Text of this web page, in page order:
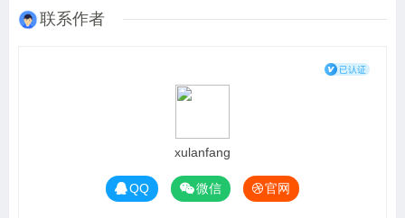
联系作者
xulanfang
QQ 微信 官网